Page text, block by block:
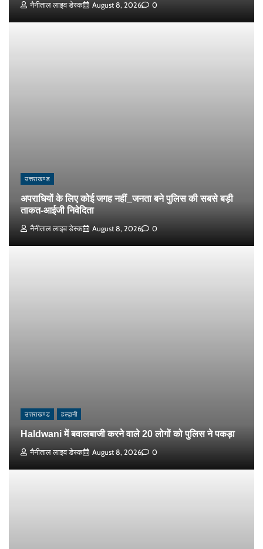
नैनीताल लाइव डेस्क August 8, 2026 0
उत्तराखण्ड
अपराधियों के लिए कोई जगह नहीं_जनता बने पुलिस की सबसे बड़ी
ताकत-आईजी निवेदिता
नैनीताल लाइव डेस्क August 8, 2026 0
उत्तराखण्ड हल्द्वानी
Haldwani में बवालबाजी करने वाले 20 लोगों को पुलिस ने पकड़ा
नैनीताल लाइव डेस्क August 8, 2026 0